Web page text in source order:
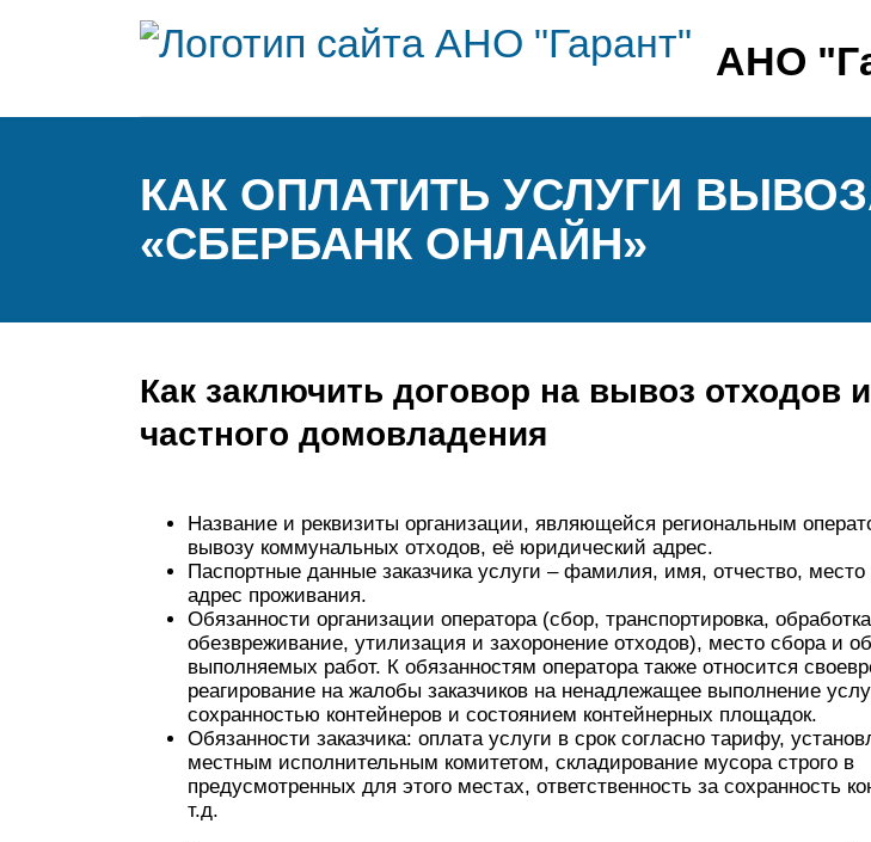
АНО
КАК ОПЛАТИТЬ УСЛУГИ
«СБЕРБАНК ОНЛАЙН»
Как заключить договор на вывоз отходов
частного домовладения
Название и реквизиты организации, являющейся региональным
вывозу коммунальных отходов, её юридический адрес.
Паспортные данные заказчика услуги – фамилия, имя, отчество, место
адрес проживания.
Обязанности организации оператора (сбор, транспортировка,
обезвреживание, утилизация и захоронение отходов), место сбора и
выполняемых работ. К обязанностям оператора также относится
реагирование на жалобы заказчиков на ненадлежащее выполнение
сохранностью контейнеров и состоянием контейнерных площадок.
Обязанности заказчика: оплата услуги в срок согласно тарифу,
местным исполнительным комитетом, складирование мусора строго в
предусмотренных для этого местах, ответственность за сохранность
т.д.